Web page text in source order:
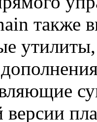
также
версии